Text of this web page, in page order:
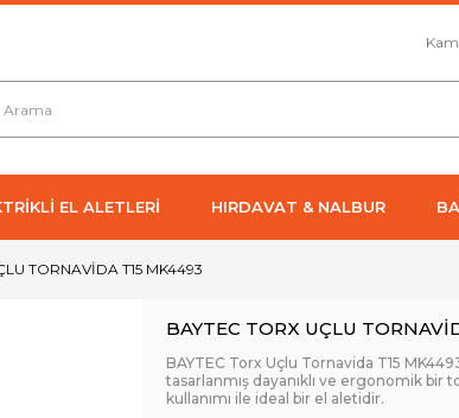
EL ALETLERİ HIRDAVAT & NALBUR
TORNAVİDA T15 MK4493
BAYTEC TORX UÇLU
BAYTEC Torx Uçlu Tornavida T15
tasarlanmış dayanıklı ve ergonomik bir
kullanımı ile ideal bir el aletidir.